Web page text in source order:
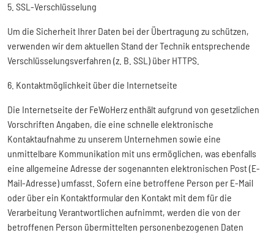
5. SSL-Verschlüsselung
Um die Sicherheit Ihrer Daten bei der Übertragung zu schützen,
verwenden wir dem aktuellen Stand der Technik entsprechende
Verschlüsselungsverfahren (z. B. SSL) über HTTPS.
6. Kontaktmöglichkeit über die Internetseite
Die Internetseite der FeWoHerz enthält aufgrund von gesetzlichen
Vorschriften Angaben, die eine schnelle elektronische
Kontaktaufnahme zu unserem Unternehmen sowie eine
unmittelbare Kommunikation mit uns ermöglichen, was ebenfalls
eine allgemeine Adresse der sogenannten elektronischen Post (E-
Mail-Adresse) umfasst. Sofern eine betroffene Person per E-Mail
oder über ein Kontaktformular den Kontakt mit dem für die
Verarbeitung Verantwortlichen aufnimmt, werden die von der
betroffenen Person übermittelten personenbezogenen Daten